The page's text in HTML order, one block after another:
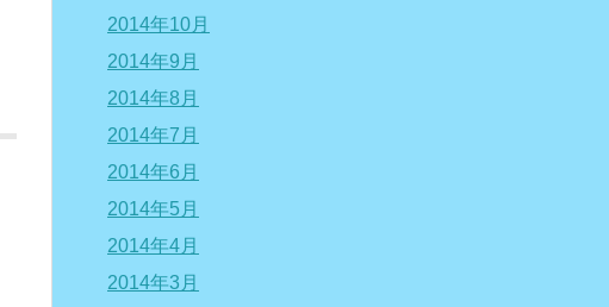
2014年10月
2014年9月
2014年8月
2014年7月
2014年6月
2014年5月
2014年4月
2014年3月